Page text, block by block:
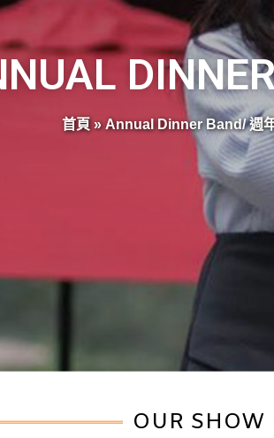
首頁 »Annual Dinner Band/ 週
OUR SHOW